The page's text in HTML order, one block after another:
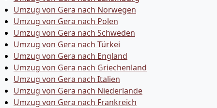
Umzug von Gera nach Norwegen
Umzug von Gera nach Polen
Umzug von Gera nach Schweden
Umzug von Gera nach Türkei
Umzug von Gera nach England
Umzug von Gera nach Griechenland
Umzug von Gera nach Italien
Umzug von Gera nach Niederlande
Umzug von Gera nach Frankreich